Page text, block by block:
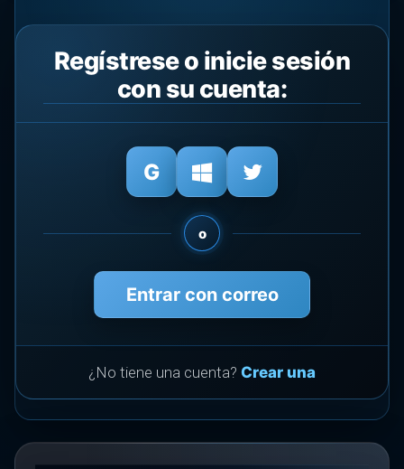
Regístrese o inicie sesión
con su cuenta:
o
Entrar con correo
¿No tiene una cuenta? Crear una